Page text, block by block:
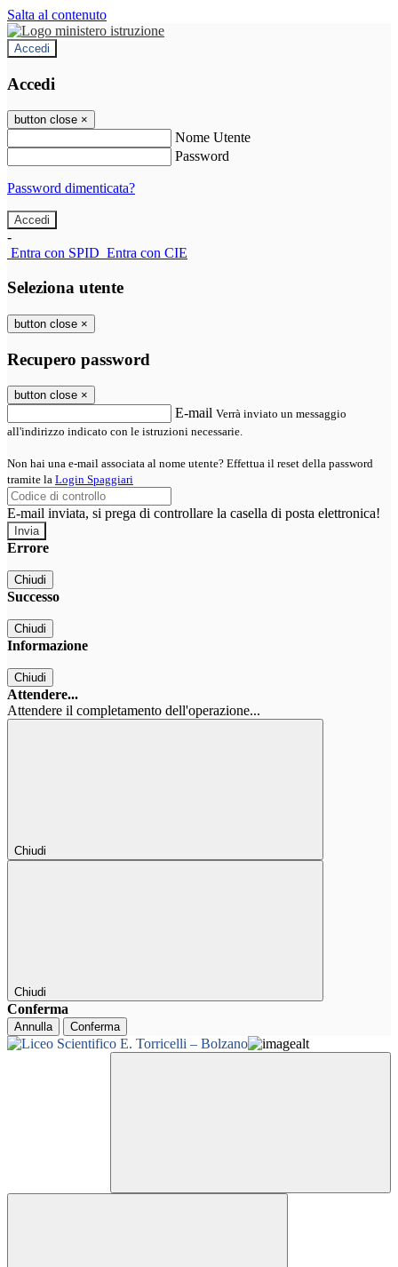
Salta al contenuto
Accedi
Accedi
button close ×
Nome Utente
Password
Password dimenticata?
-
Entra con SPID Entra con CIE
Seleziona utente
button close ×
Recupero password
button close ×
E-mail Verrà inviato un messaggio
all'indirizzo indicato con le istruzioni necessarie.
Non hai una e-mail associata al nome utente? Effettua il reset della password
tramite la Login Spaggiari
E-mail inviata, si prega di controllare la casella di posta elettronica!
Errore
Chiudi
Successo
Chiudi
Informazione
Chiudi
Attendere...
Attendere il completamento dell'operazione...
Chiudi
Chiudi
Conferma
Annulla Conferma